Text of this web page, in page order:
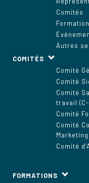
Comités
Autres
COMITÉS
Comité
Comité
Comité
travail (C-
Comité
Comité
Marketing
Comité
FORMATIONS